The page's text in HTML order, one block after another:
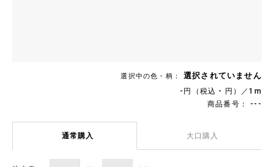
選択中の色・柄： 選択されていません
-円（税込 - 円）／1m
商品番号： ---
通常購入 大口購入